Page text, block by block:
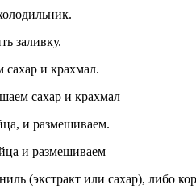
заливку.
и крахмал.
и размешиваем.
(экстракт или сахар), либо